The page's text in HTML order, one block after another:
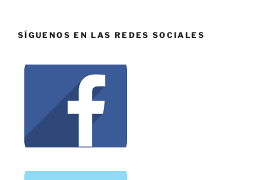
SÍGUENOS EN LAS REDES SOCIALES